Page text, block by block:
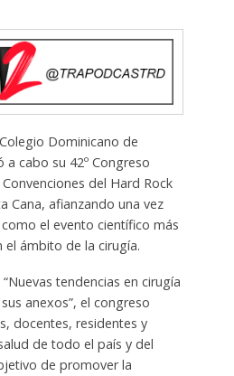
Dominicano de
a cabo su 42º Congreso
del Hard Rock
Cana, afianzando una vez
el evento científico más
el ámbito de la cirugía.
tendencias en cirugía
anexos”, el congreso
docentes, residentes y
de todo el país y del
de promover la